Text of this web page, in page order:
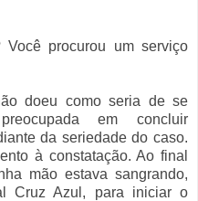
procurou um serviço
doeu como seria de se
em concluir
da seriedade do caso.
à constatação. Ao final
mão estava sangrando,
Cruz Azul, para iniciar o